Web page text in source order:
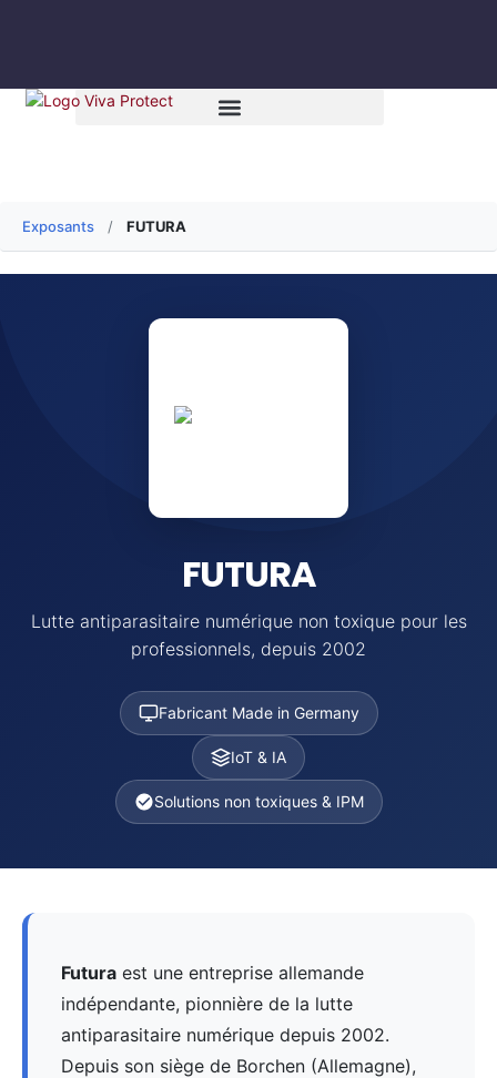
Exposants / FUTURA
FUTURA
Lutte antiparasitaire numérique non toxique pour les
professionnels, depuis 2002
Fabricant Made in Germany
IoT & IA
Solutions non toxiques & IPM
Futura est une entreprise allemande
indépendante, pionnière de la lutte
antiparasitaire numérique depuis 2002.
Depuis son siège de Borchen (Allemagne),